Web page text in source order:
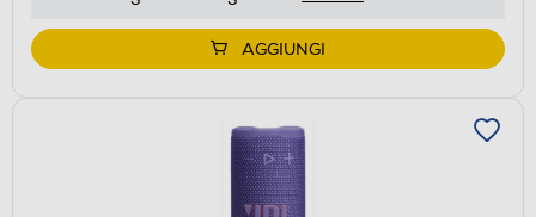
AGGIUNGI